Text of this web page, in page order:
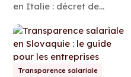
en Italie : décret de
des employeurs et
définitions clés de la
rémunération.
Transparence salariale